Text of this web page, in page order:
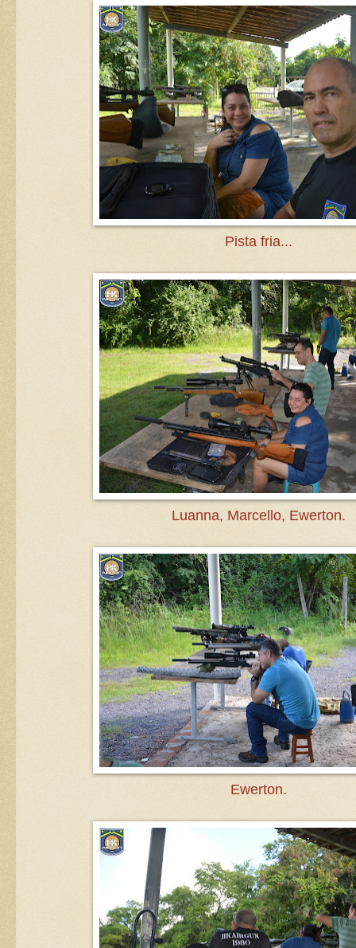
Pista fria...
Luanna, Marcello, Ewerton.
Ewerton.